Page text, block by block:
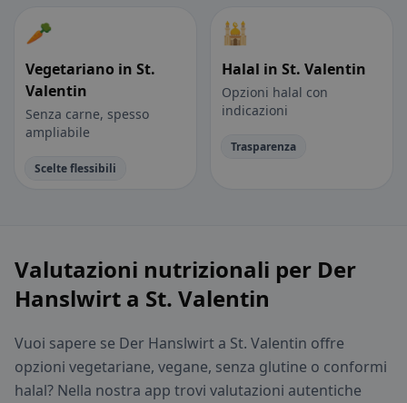
🥕
Vegetariano in St.
Valentin
Senza carne, spesso
ampliabile
Scelte flessibili
🕌
Halal in St. Valentin
Opzioni halal con
indicazioni
Trasparenza
Valutazioni nutrizionali per Der
Hanslwirt a St. Valentin
Vuoi sapere se Der Hanslwirt a St. Valentin offre
opzioni vegetariane, vegane, senza glutine o conformi
halal? Nella nostra app trovi valutazioni autentiche